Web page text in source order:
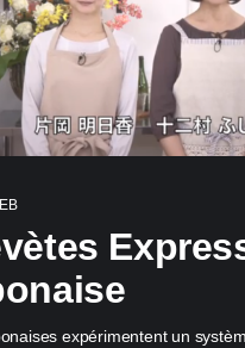
expérimentent un